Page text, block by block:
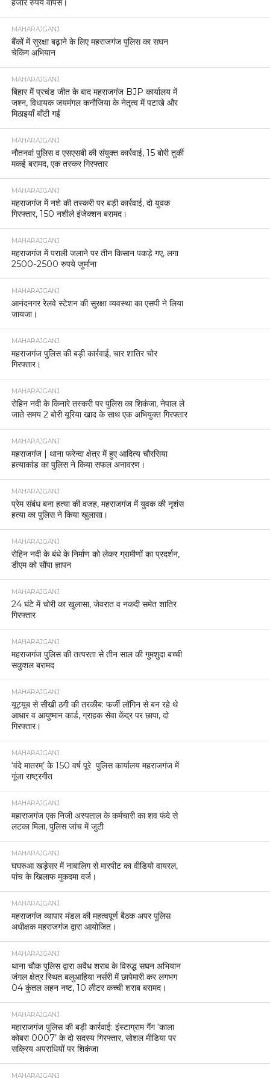
हजार रुपये वापस।
MAHARAJGANJ
बैंकों में सुरक्षा बढ़ाने के लिए महराजगंज पुलिस का सघन
चेकिंग अभियान
MAHARAJGANJ
बिहार में प्रचंड जीत के बाद महराजगंज BJP कार्यालय में
जश्न, विधायक जयमंगल कनौजिया के नेतृत्व में पटाखे और
मिठाइयाँ बाँटी गईं
MAHARAJGANJ
नौतनवां पुलिस व एसएसबी की संयुक्त कार्रवाई, 15 बोरी तुर्की
मकई बरामद, एक तस्कर गिरफ्तार
MAHARAJGANJ
महराजगंज में नशे की तस्करी पर बड़ी कार्रवाई, दो युवक
गिरफ्तार, 150 नशीले इंजेक्शन बरामद।
MAHARAJGANJ
महराजगंज में पराली जलाने पर तीन किसान पकड़े गए, लगा
2500-2500 रुपये जुर्माना
MAHARAJGANJ
आनंदनगर रेलवे स्टेशन की सुरक्षा व्यवस्था का एसपी ने लिया
जायजा।
MAHARAJGANJ
महराजगंज पुलिस की बड़ी कार्रवाई, चार शातिर चोर
गिरफ्तार।
MAHARAJGANJ
रोहिन नदी के किनारे तस्करी पर पुलिस का शिकंजा, नेपाल ले
जाते समय 2 बोरी यूरिया खाद के साथ एक अभियुक्त गिरफ्तार
MAHARAJGANJ
महराजगंज | थाना फरेन्दा क्षेत्र में हुए आदित्य चौरसिया
हत्याकांड का पुलिस ने किया सफल अनावरण।
MAHARAJGANJ
प्रेम संबंध बना हत्या की वजह, महराजगंज में युवक की नृशंस
हत्या का पुलिस ने किया खुलासा।
MAHARAJGANJ
रोहिन नदी के बंधे के निर्माण को लेकर ग्रामीणों का प्रदर्शन,
डीएम को सौंपा ज्ञापन
MAHARAJGANJ
24 घंटे में चोरी का खुलासा, जेवरात व नकदी समेत शातिर
गिरफ्तार
MAHARAJGANJ
महराजगंज पुलिस की तत्परता से तीन साल की गुमशुदा बच्ची
सकुशल बरामद
MAHARAJGANJ
यूट्यूब से सीखी ठगी की तरकीब: फर्जी लॉगिन से बन रहे थे
आधार व आयुष्मान कार्ड, ग्राहक सेवा केंद्र पर छापा, दो
गिरफ्तार।
MAHARAJGANJ
‘वंदे मातरम्’ के 150 वर्ष पूरे पुलिस कार्यालय महराजगंज में
गूंजा राष्ट्रगीत
MAHARAJGANJ
महाराजगंज एक निजी अस्पताल के कर्मचारी का शव फंदे से
लटका मिला, पुलिस जांच में जुटी
MAHARAJGANJ
घघरुआ खड़ेसर में नाबालिग से मारपीट का वीडियो वायरल,
पांच के खिलाफ मुकदमा दर्ज।
MAHARAJGANJ
महराजगंज व्यापार मंडल की महत्वपूर्ण बैठक अपर पुलिस
अधीक्षक महराजगंज द्वारा आयोजित।
MAHARAJGANJ
थाना चौक पुलिस द्वारा अवैध शराब के विरुद्ध सघन अभियान
जंगल क्षेत्र स्थित बलुआहिया नर्सरी में छापेमारी कर लगभग
04 कुंतल लहन नष्ट, 10 लीटर कच्ची शराब बरामद।
MAHARAJGANJ
महाराजगंज पुलिस की बड़ी कार्रवाई: इंस्टाग्राम गैंग ‘काला
कोबरा 0007’ के दो सदस्य गिरफ्तार, सोशल मीडिया पर
सक्रिय अपराधियों पर शिकंजा
MAHARAJGANJ